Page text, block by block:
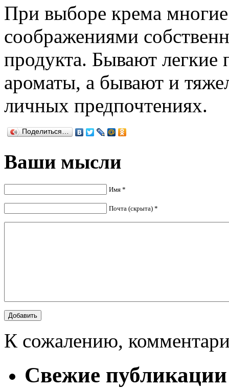
При выборе крема
соображениями
продукта. Бывают
ароматы, а бывают и
личных предпочтениях.
Поделиться…
Ваши мысли
Имя *
Почта (скрыта) *
К сожалению,
Свежие публикации